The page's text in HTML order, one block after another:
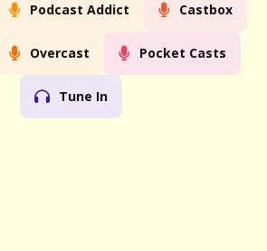
Podcast Addict Castbox
Overcast Pocket Casts
Tune In